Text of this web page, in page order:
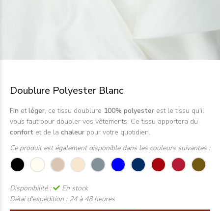
Doublure Polyester Blanc
Fin etléger, ce tissu doublure 100% polyester est le tissu qu'il
vous faut pour doubler vos vêtements. Ce tissu apportera du
confort et de la chaleur pour votre quotidien.
Ce produit est également disponible dans les couleurs suivantes :
Disponibilité :
En stock
Délai d'expédition : 24 à 48 heures